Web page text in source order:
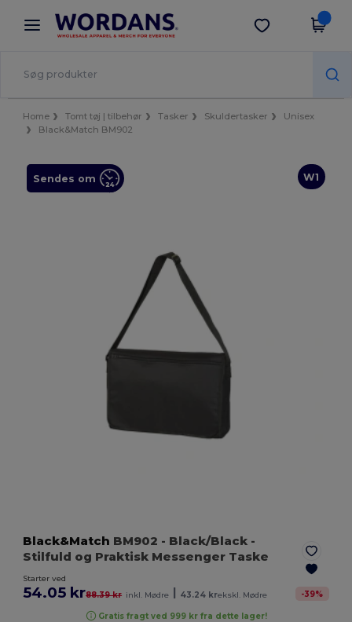
× Wordans-app
Bedre priser i appen!
Hent app
Home Tomt tøj | tilbehør Tasker Skuldertasker
Unisex
Black&Match BM902
W1
Sendes om
Black&Match BM902 - Black/Black -
Stilfuld og Praktisk Messenger Taske
Starter ved
54.05 kr88.39 kr inkl. Mødre 43.24 krekskl. Mødre -39%
Gratis fragt ved 999 kr fra dette lager!